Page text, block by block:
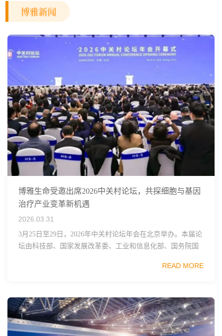
博雅新闻
博雅生命受邀出席2026中关村论坛，共探细胞与基因
治疗产业变革新机遇
2026.03.31
3月25日至29日，2026年中关村论坛年会在北京举办。本届论
坛由科技部、国家发展改革委、工业和信息化部、国务院国
READ MORE